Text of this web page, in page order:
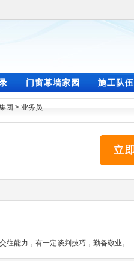
门窗幕墙家园 施工队伍
团 > 业务员
能力，有一定谈判技巧，勤备敬业。